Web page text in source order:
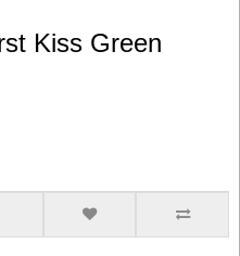
Kiss Green